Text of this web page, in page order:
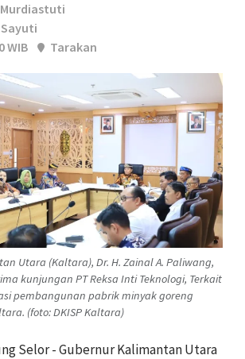
WIB
Tarakan
Utara (Kaltara), Dr. H. Zainal A. Paliwang,
kunjungan PT Reksa Inti Teknologi, Terkait
pembangunan pabrik minyak goreng
(foto: DKISP Kaltara)
Selor - Gubernur Kalimantan Utara